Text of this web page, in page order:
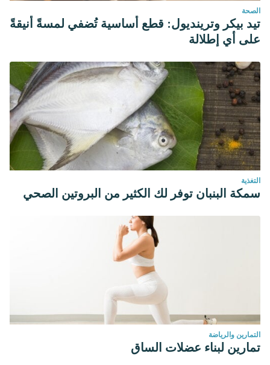
“Antihypertensive properties of spinach leaf protein
digests”,
J Agric Food Chem 2004 Apr 21;52(8):2223-5.
الصحة
تيد بيكر وترينديول: قطع أساسية تُضفي لمسةً أنيقةً
على أي إطلالة
التغذية
سمكة البنبان توفر لك الكثير من البروتين الصحي
التمارين والرياضة
تمارين لبناء عضلات الساق